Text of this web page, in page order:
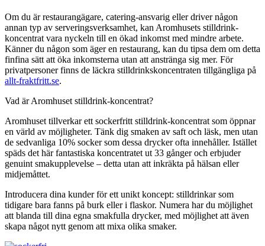
Om du är restaurangägare, catering-ansvarig eller driver någon
annan typ av serveringsverksamhet, kan Aromhusets stilldrink-
koncentrat vara nyckeln till en ökad inkomst med mindre arbete.
Känner du någon som äger en restaurang, kan du tipsa dem om detta
finfina sätt att öka inkomsterna utan att anstränga sig mer. För
privatpersoner finns de läckra stilldrinkskoncentraten tillgängliga på
allt-fraktfritt.se.
Vad är Aromhuset stilldrink-koncentrat?
Aromhuset tillverkar ett sockerfritt stilldrink-koncentrat som öppnar
en värld av möjligheter. Tänk dig smaken av saft och läsk, men utan
de sedvanliga 10% socker som dessa drycker ofta innehåller. Istället
späds det här fantastiska koncentratet ut 33 gånger och erbjuder
genuint smakupplevelse – detta utan att inkräkta på hälsan eller
midjemåttet.
Introducera dina kunder för ett unikt koncept: stilldrinkar som
tidigare bara fanns på burk eller i flaskor. Numera har du möjlighet
att blanda till dina egna smakfulla drycker, med möjlighet att även
skapa något nytt genom att mixa olika smaker.